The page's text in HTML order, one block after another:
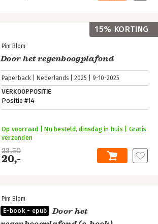
Pim Blom
Door het regenboogplafond
Paperback Nederlands 2025 9-10-2025
VERKOOPPOSITIE
Positie #14
23,50
20,-
Op voorraad | Nu besteld, dinsdag in huis | Gratis
verzonden
15% KORTING
Pim Blom
E-book - epub
Door het